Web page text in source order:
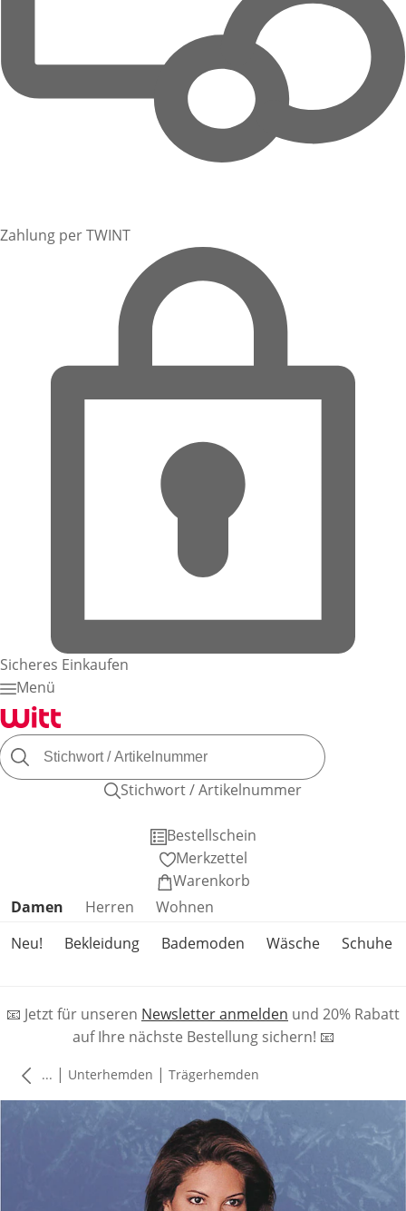
Zahlung per TWINT
Sicheres Einkaufen
Menü
Stichwort / Artikelnummer
Bestellschein
Merkzettel
Warenkorb
Produktkategorien überspringen
Damen Herren
Wohnen
Neu!
Bekleidung Bademoden Wäsche Schuhe
📧 Jetzt für unseren Newsletter anmelden und 20% Rabatt
auf Ihre nächste Bestellung sichern! 📧
... | Unterhemden | Trägerhemden